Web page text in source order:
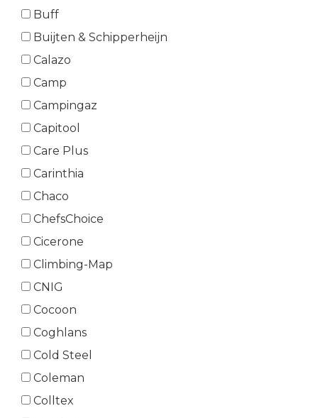
Buff
Buijten & Schipperheijn
Calazo
Camp
Campingaz
Capitool
Care Plus
Carinthia
Chaco
ChefsChoice
Cicerone
Climbing-Map
CNIG
Cocoon
Coghlans
Cold Steel
Coleman
Colltex